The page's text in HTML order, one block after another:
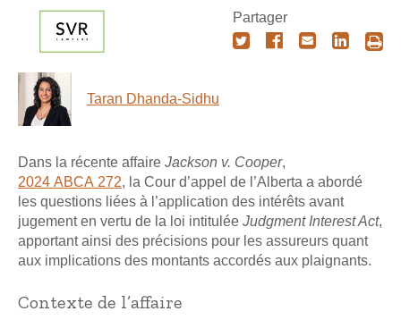
Taran Dhanda-Sidhu
Partager
Dans la récente affaire Jackson v. Cooper,
2024 ABCA 272, la Cour d’appel de l’Alberta a abordé
les questions liées à l’application des intérêts avant
jugement en vertu de la loi intitulée Judgment Interest Act,
apportant ainsi des précisions pour les assureurs quant
aux implications des montants accordés aux plaignants.
Contexte de l’affaire